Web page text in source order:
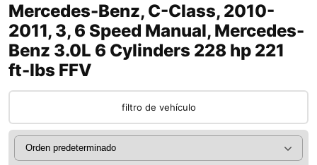
Mercedes-Benz, C-Class, 2010-
2011, 3, 6 Speed Manual, Mercedes-
Benz 3.0L 6 Cylinders 228 hp 221
ft-lbs FFV
filtro de vehículo